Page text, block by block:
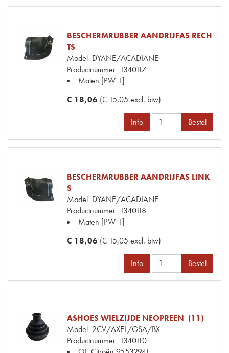
BESCHERMRUBBER AANDRIJFAS RECH
TS
Model DYANE/ACADIANE
Productnummer 1340117
Maten [PW 1]
€ 18,06 (€ 15,05 excl. btw)
Info Bestel
BESCHERMRUBBER AANDRIJFAS LINK
S
Model DYANE/ACADIANE
Productnummer 1340118
Maten [PW 1]
€ 18,06 (€ 15,05 excl. btw)
Info Bestel
ASHOES WIELZIJDE NEOPREEN (11)
Model 2CV/AXEL/GSA/BX
Productnummer 1340110